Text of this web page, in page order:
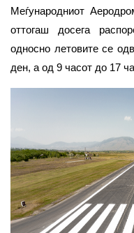
Меѓународниот
оттогаш досега
односно летовите се
ден, а од 9 часот до 17